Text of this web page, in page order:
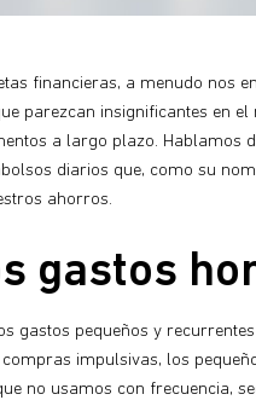
financieras, a menudo nos
parezcan insignificantes en el
a largo plazo. Hablamos
diarios que, como su
ahorros.
gastos
gastos pequeños y
impulsivas, los
no usamos con frecuencia,